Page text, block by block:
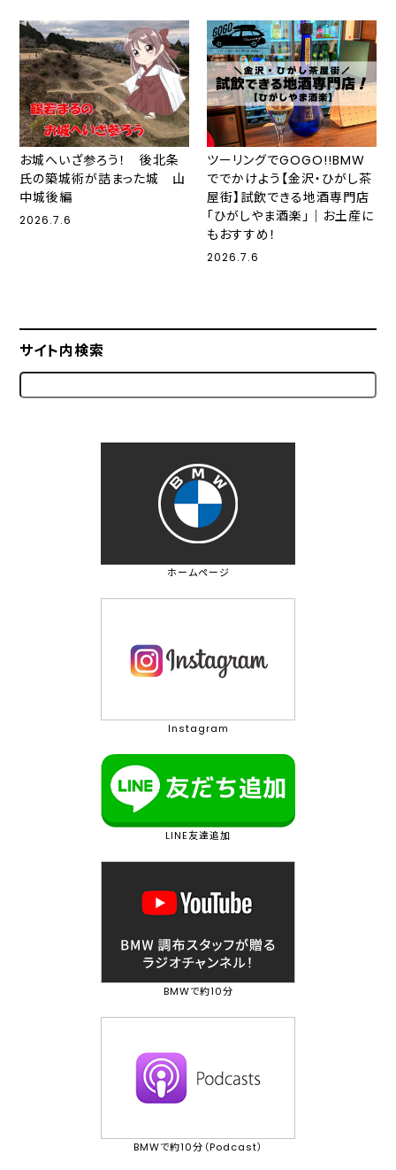
お城へいざ参ろう！ 後北条
氏の築城術が詰まった城 山
中城後編
2026.7.6
ツーリングでGOGO!!BMW
ででかけよう【金沢・ひがし茶
屋街】試飲できる地酒専門店
「ひがしやま酒楽」｜お土産に
もおすすめ！
2026.7.6
サイト内検索
ホームページ
Instagram
LINE友達追加
BMWで約10分
BMWで約10分（Podcast）